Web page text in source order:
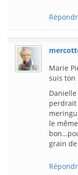
Marie
suis ton
Danielle
perdrait
le
grain de